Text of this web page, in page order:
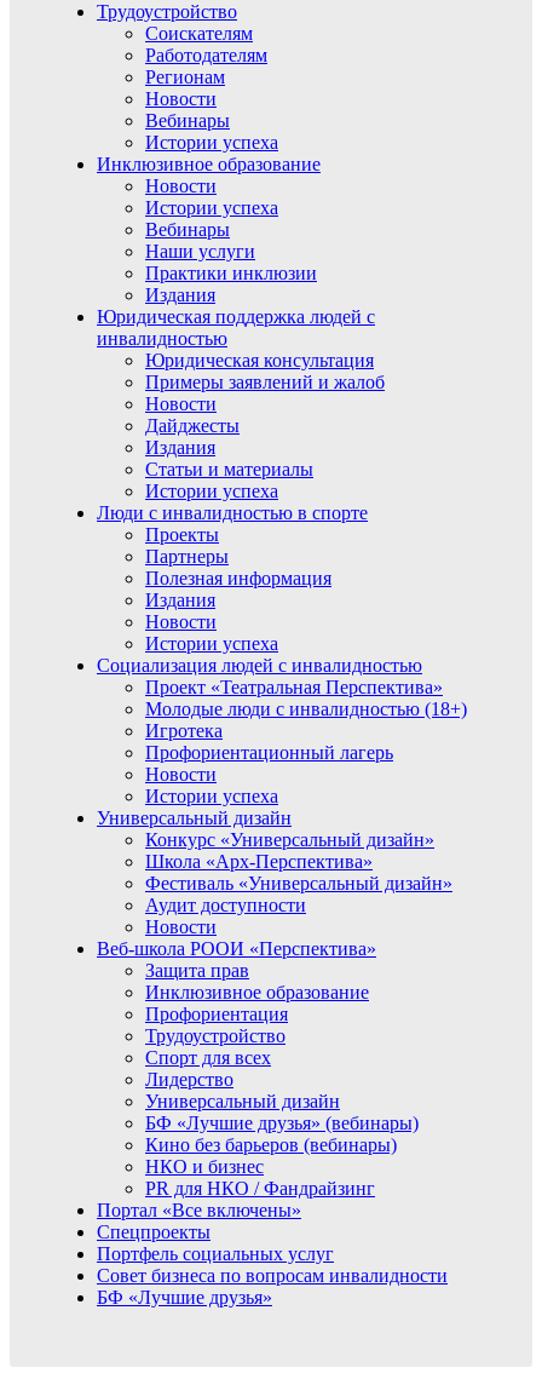
Трудоустройство
Соискателям
Работодателям
Регионам
Новости
Вебинары
Истории успеха
Инклюзивное образование
Новости
Истории успеха
Вебинары
Наши услуги
Практики инклюзии
Издания
Юридическая поддержка людей с
инвалидностью
Юридическая консультация
Примеры заявлений и жалоб
Новости
Дайджесты
Издания
Статьи и материалы
Истории успеха
Люди с инвалидностью в спорте
Проекты
Партнеры
Полезная информация
Издания
Новости
Истории успеха
Социализация людей с инвалидностью
Проект «Театральная Перспектива»
Молодые люди с инвалидностью (18+)
Игротека
Профориентационный лагерь
Новости
Истории успеха
Универсальный дизайн
Конкурс «Универсальный дизайн»
Школа «Арх-Перспектива»
Фестиваль «Универсальный дизайн»
Аудит доступности
Новости
Веб-школа РООИ «Перспектива»
Защита прав
Инклюзивное образование
Профориентация
Трудоустройство
Спорт для всех
Лидерство
Универсальный дизайн
БФ «Лучшие друзья» (вебинары)
Кино без барьеров (вебинары)
НКО и бизнес
PR для НКО / Фандрайзинг
Портал «Все включены»
Спецпроекты
Портфель социальных услуг
Совет бизнеса по вопросам инвалидности
БФ «Лучшие друзья»